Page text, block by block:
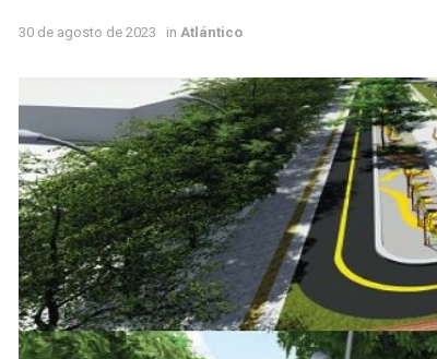
30 de agosto de 2023 in Atlántico